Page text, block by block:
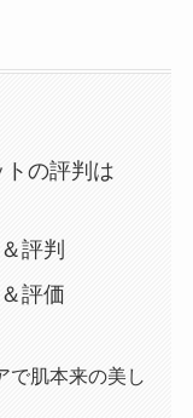
の評判は
評判
評価
肌本来の美し